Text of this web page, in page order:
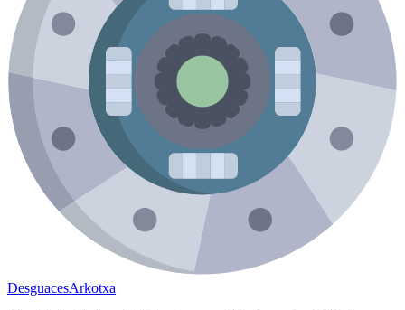
DesguacesArkotxa